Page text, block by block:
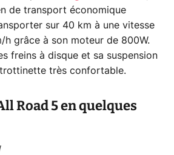
de transport économique
sur 40 km à une vitesse
h grâce à son moteur de 800W.
freins à disque et sa suspension
très confortable.
Road 5 en quelques